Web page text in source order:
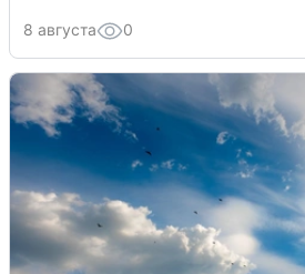
8 августа 0